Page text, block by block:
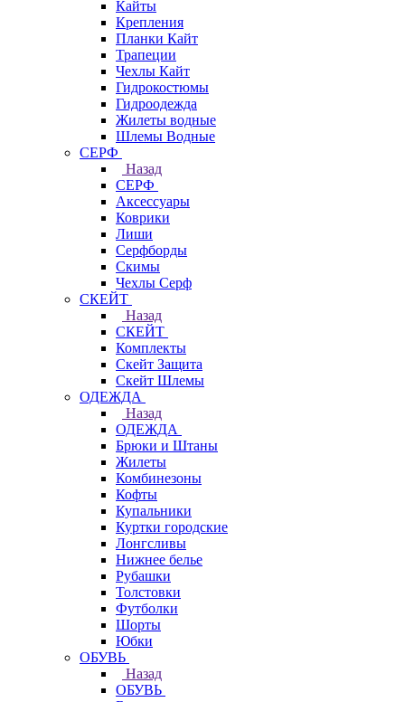
Кайты
Крепления
Планки Кайт
Трапеции
Чехлы Кайт
Гидрокостюмы
Гидроодежда
Жилеты водные
Шлемы Водные
СЕРФ
Назад
СЕРФ
Аксессуары
Коврики
Лиши
Серфборды
Скимы
Чехлы Cерф
СКЕЙТ
Назад
СКЕЙТ
Комплекты
Скейт Защита
Скейт Шлемы
ОДЕЖДА
Назад
ОДЕЖДА
Брюки и Штаны
Жилеты
Комбинезоны
Кофты
Купальники
Куртки городские
Лонгсливы
Нижнее белье
Рубашки
Толстовки
Футболки
Шорты
Юбки
ОБУВЬ
Назад
ОБУВЬ